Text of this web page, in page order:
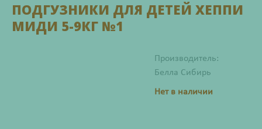
ПОДГУЗНИКИ ДЛЯ ДЕТЕЙ ХЕППИ
МИДИ 5-9КГ №1
Производитель:
Белла Сибирь
Нет в наличии